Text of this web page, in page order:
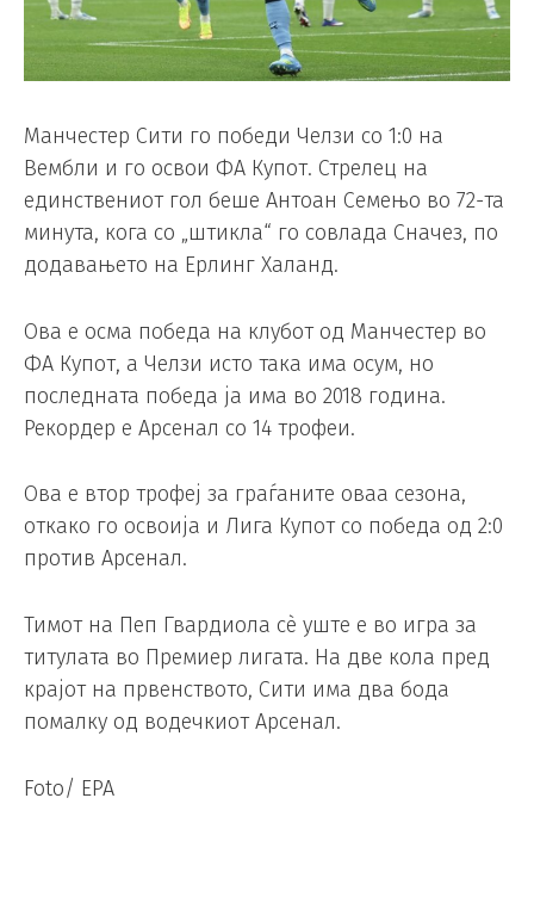
Манчестер Сити го победи Челзи со 1:0 на
Вембли и го освои ФА Купот. Стрелец на
единствениот гол беше Антоан Семењо во 72-та
минута, кога со „штикла“ го совлада Сначез, по
додавањето на Ерлинг Халанд.
Ова е осма победа на клубот од Манчестер во
ФА Купот, а Челзи исто така има осум, но
последната победа ја има во 2018 година.
Рекордер е Арсенал со 14 трофеи.
Ова е втор трофеј за граѓаните оваа сезона,
откако го освоија и Лига Купот со победа од 2:0
против Арсенал.
Тимот на Пеп Гвардиола сè уште е во игра за
титулата во Премиер лигата. На две кола пред
крајот на првенството, Сити има два бода
помалку од водечкиот Арсенал.
Foto/ EPA